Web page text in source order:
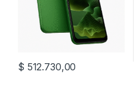
$ 512.730,00